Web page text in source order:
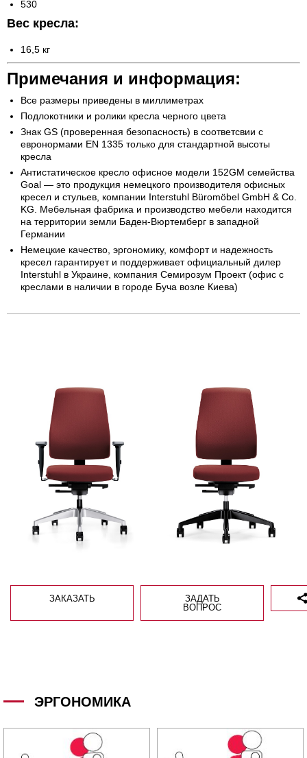
530
Вес кресла:
16,5 кг
Примечания и информация:
Все размеры приведены в миллиметрах
Подлокотники и ролики кресла черного цвета
Знак GS (проверенная безопасность) в соответсвии с
евронормами EN 1335 только для стандартной высоты
кресла
Антистатическое кресло офисное модели 152GM семейства
Goal — это продукция немецкого производителя офисных
кресел и стульев, компании Interstuhl Büromöbel GmbH & Co.
KG. Мебельная фабрика и производство мебели находится
на территории земли Баден-Вюртемберг в западной
Германии
Немецкие качество, эргономику, комфорт и надежность
кресел гарантирует и поддерживает официальный дилер
Interstuhl в Украине, компания Семирозум Проект (офис с
креслами в наличии в городе Буча возле Киева)
ЗАКАЗАТЬ
ЗАДАТЬ
ВОПРОС
ЭРГОНОМИКА